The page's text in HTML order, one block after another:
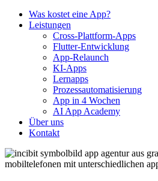
Was kostet eine App?
Leistungen
Cross-Plattform-Apps
Flutter-Entwicklung
App-Relaunch
KI-Apps
Lernapps
Prozessautomatisierung
App in 4 Wochen
AI App Academy
Über uns
Kontakt